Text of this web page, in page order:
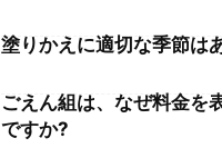
塗りかえに適切な季節は
ごえん組は、なぜ料金を
ですか?